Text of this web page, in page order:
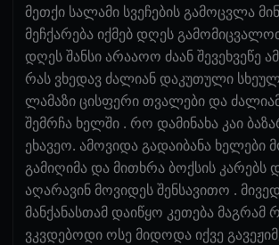
მეთქი სალამი სვეჩების გამოცვლა
მეჩქარება იქმებ დღეს
დღეს შანსი არააოო ძაან შევეხვეწე
რას ვხედავ ძალიან დაკუთული
ლამაზი ცისფერი თვალები და
შემრჩა ხელში . რო დამინახა კაი
ეხავეო. ამოვიდა გადაიბანა ხელები
გამიღიმა და მითხრა ბოქსის კარებს
აღარავინ მოვიდეს შენსავითო .
მანქანასთამ დაიწყო კეთება მაგრამ
ვკვდებოდი ოსე მიდოდა იქვე